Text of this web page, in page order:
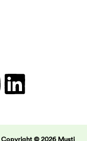
Copyright © 2026 Musti